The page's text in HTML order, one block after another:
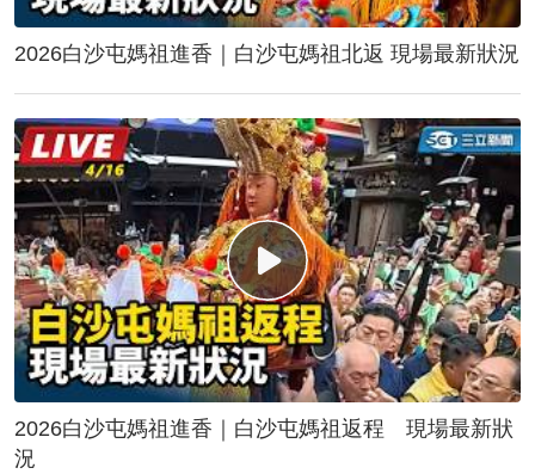
2026白沙屯媽祖進香｜白沙屯媽祖北返 現場最新狀況
2026白沙屯媽祖進香｜白沙屯媽祖返程 現場最新狀
況